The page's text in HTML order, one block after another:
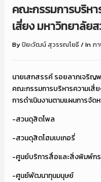
คณะกรรมการบริห
เสี่ยง มหาวิทยาลัย
Byปิยะวัฒน์ สุวรรณโยธี/ Inภ
นายเสกสรรค์ รอยลาภเจริญ
คณะกรรมการบริหารความเสี่
การดำเนินงานตามแผนการจั
-สวนดุสิตโพล
-สวนดุสิตโฮมเบเกอรี่
-ศูนย์บริการสื่อและสิ่งพิมพ์ก
-ศูนย์พัฒนาทุนมนุษย์